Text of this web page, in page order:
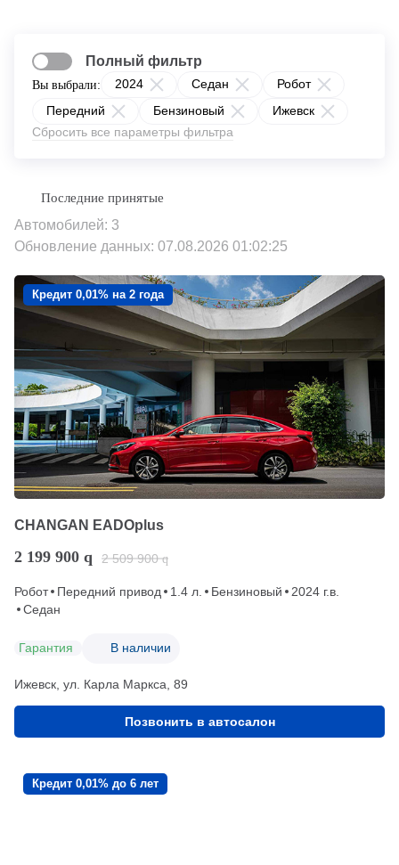
Вы выбрали: 2024 Седан
Робот
Передний
Бензиновый
Ижевск
Сбросить все параметры фильтра
Полный фильтр
Автомобилей: 3
Обновление данных: 07.08.2026 01:02:25
Кредит 0,01% на 2 года
CHANGAN EADOplus
2 199 900 q 2 509 900 q
Робот Передний привод 1.4 л. Бензиновый
2024 г.в.
Седан
Гарантия В наличии
Ижевск, ул. Карла Маркса, 89
Позвонить в автосалон
Кредит 0,01% до 6 лет